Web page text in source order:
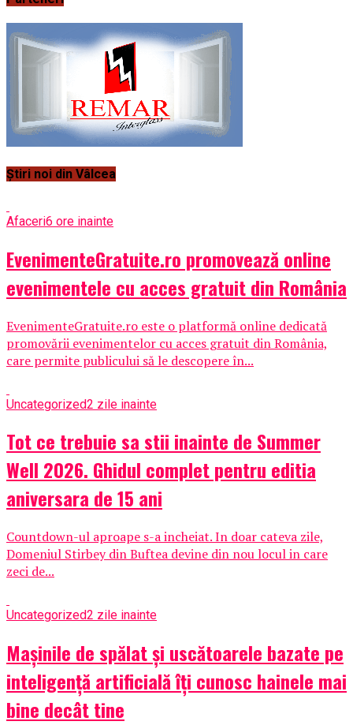
Știri noi din Vâlcea
Afaceri6 ore inainte
EvenimenteGratuite.ro promovează online
evenimentele cu acces gratuit din România
EvenimenteGratuite.ro este o platformă online dedicată
promovării evenimentelor cu acces gratuit din România,
care permite publicului să le descopere în...
Uncategorized2 zile inainte
Tot ce trebuie sa stii inainte de Summer
Well 2026. Ghidul complet pentru editia
aniversara de 15 ani
Countdown-ul aproape s-a incheiat. In doar cateva zile,
Domeniul Stirbey din Buftea devine din nou locul in care
zeci de...
Uncategorized2 zile inainte
Mașinile de spălat și uscătoarele bazate pe
inteligență artificială îți cunosc hainele mai
bine decât tine